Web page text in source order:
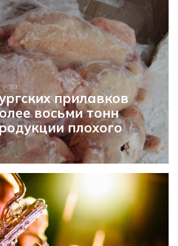
прилавков
восьми тонн
плохого